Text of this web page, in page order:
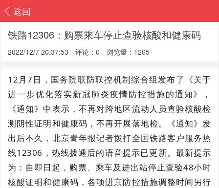
返回
铁路12306：购票乘车停止查验核酸和健康码
2022/12/7 20:37:53 评论：0 浏览量：1265
12月7日，国务院联防联控机制综合组发布了《关于
进一步优化落实新冠肺炎疫情防控措施的通知》，
《通知》中表示，不再对跨地区流动人员查验核酸检
测阴性证明和健康码，不再开展落地检。《通知》发
出后不久，北京青年报记者拨打全国铁路客户服务热
线12306，热线拨通后的语音提示已更新。最新提示
为：自即日起，购票、乘车及进出站停止查验48小时
核酸证明和健康码，各项进京防控措施调整时间另行